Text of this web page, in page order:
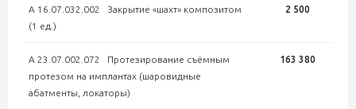
А 16.07.032.002 Закрытие «шахт» композитом
(1 ед.)
2 500
А 23.07.002.072 Протезирование съёмным
протезом на имплантах (шаровидные
абатменты, локаторы)
163 380